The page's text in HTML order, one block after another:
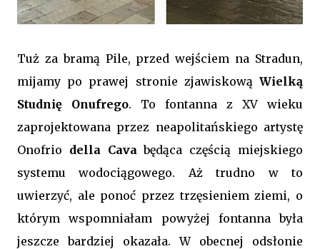
Tuż za bramą Pile, przed wejściem na Stradun,
mijamy po prawej stronie zjawiskową Wielką
Studnię Onufrego. To fontanna z XV wieku
zaprojektowana przez neapolitańskiego artystę
Onofrio della Cava będąca częścią miejskiego
systemu wodociągowego. Aż trudno w to
uwierzyć, ale ponoć przez trzęsieniem ziemi, o
którym wspomniałam powyżej fontanna była
jeszcze bardziej okazała. W obecnej odsłonie